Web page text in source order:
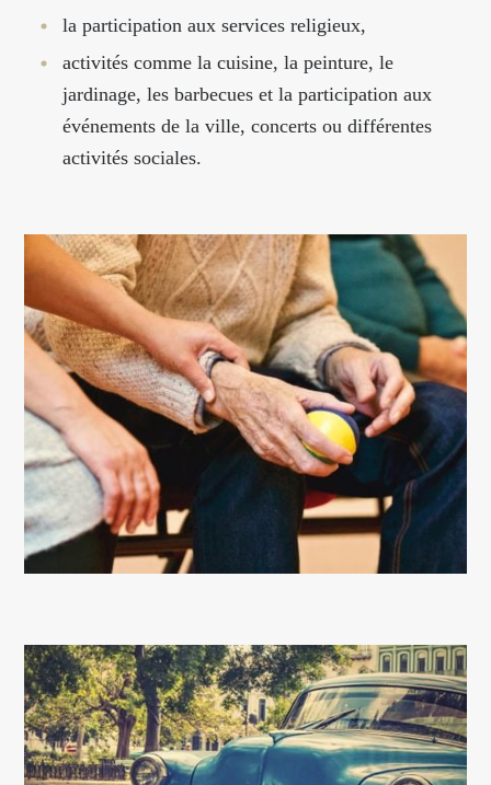
la participation aux services religieux,
activités comme lacuisine, la peinture, le
jardinage, les barbecues et la participation aux
événements de la ville, concerts ou différentes
activités sociales.